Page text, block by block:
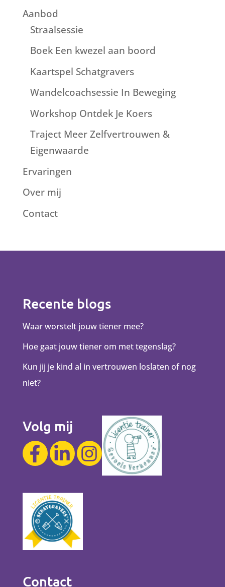
Aanbod
Straalsessie
Boek Een kwezel aan boord
Kaartspel Schatgravers
Wandelcoachsessie In Beweging
Workshop Ontdek Je Koers
Traject Meer Zelfvertrouwen &
Eigenwaarde
Ervaringen
Over mij
Contact
Recente blogs
Waar worstelt jouw tiener mee?
Hoe gaat jouw tiener om met tegenslag?
Kun jij je kind al in vertrouwen loslaten of nog
niet?
Volg mij
Contact